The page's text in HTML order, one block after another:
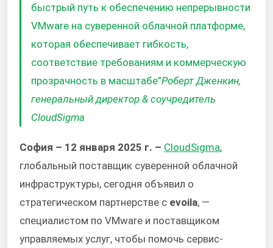
быстрый путь к обеспечению непрерывности
VMware на суверенной облачной платформе,
которая обеспечивает гибкость,
соответствие требованиям и коммерческую
прозрачность в масштабе”Роберт Дженкин,
генеральный директор & соучредитель
CloudSigma
София – 12 января 2025 г. – CloudSigma,
глобальный поставщик суверенной облачной
инфраструктуры, сегодня объявил о
стратегическом партнерстве с evoila, —
специалистом по VMware и поставщиком
управляемых услуг, чтобы помочь сервис-